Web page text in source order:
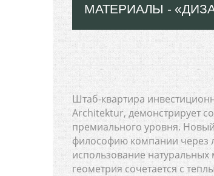
МАТЕРИАЛЫ -
Штаб-квартира
Architektur, демонстрирует
премиального уровня.
философию компании через
использование натуральных
геометрия сочетается с